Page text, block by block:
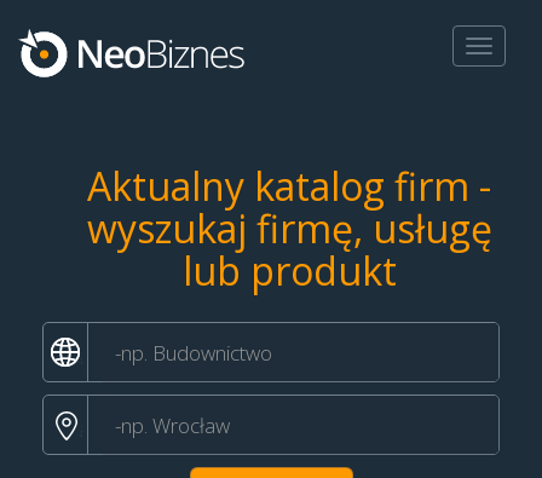
Toggle
Aktualny katalog firm -
wyszukaj firmę, usługę
lub produkt